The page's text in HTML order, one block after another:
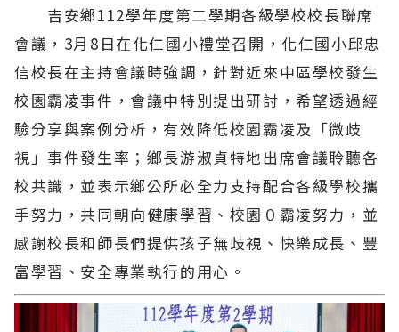
吉安鄉112學年度第二學期各級學校校長聯席
會議，3月8日在化仁國小禮堂召開，化仁國小邱忠
信校長在主持會議時強調，針對近來中區學校發生
校園霸凌事件，會議中特別提出研討，希望透過經
驗分享與案例分析，有效降低校園霸凌及「微歧
視」事件發生率；鄉長游淑貞特地出席會議聆聽各
校共識，並表示鄉公所必全力支持配合各級學校攜
手努力，共同朝向健康學習、校園０霸凌努力，並
感謝校長和師長們提供孩子無歧視、快樂成長、豐
富學習、安全專業執行的用心。